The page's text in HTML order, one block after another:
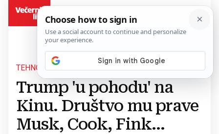
TEHNOLOŠKI 'RAT'
Trump 'u pohodu' na
Kinu. Društvo mu prave
Musk, Cook, Fink...